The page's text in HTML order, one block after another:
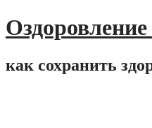
как сохранить